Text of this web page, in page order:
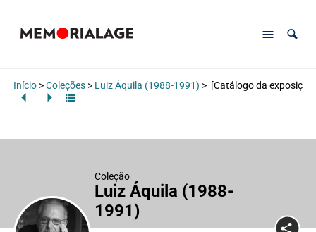
Início>Coleções> Luiz Áquila (1988-1991) > [Catálogo da exposição
Coleção
Luiz Áquila (1988-
1991)